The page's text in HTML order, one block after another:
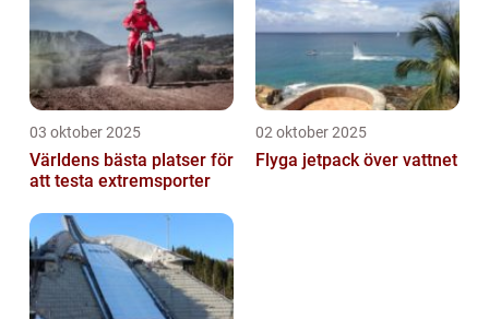
03 oktober 2025
Världens bästa platser för
att testa extremsporter
02 oktober 2025
Flyga jetpack över vattnet